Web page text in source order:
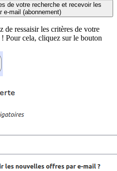
de votre recherche et recevoir les
e-mail (abonnement)
de ressaisir les critères de votre
Pour cela, cliquez sur le bouton